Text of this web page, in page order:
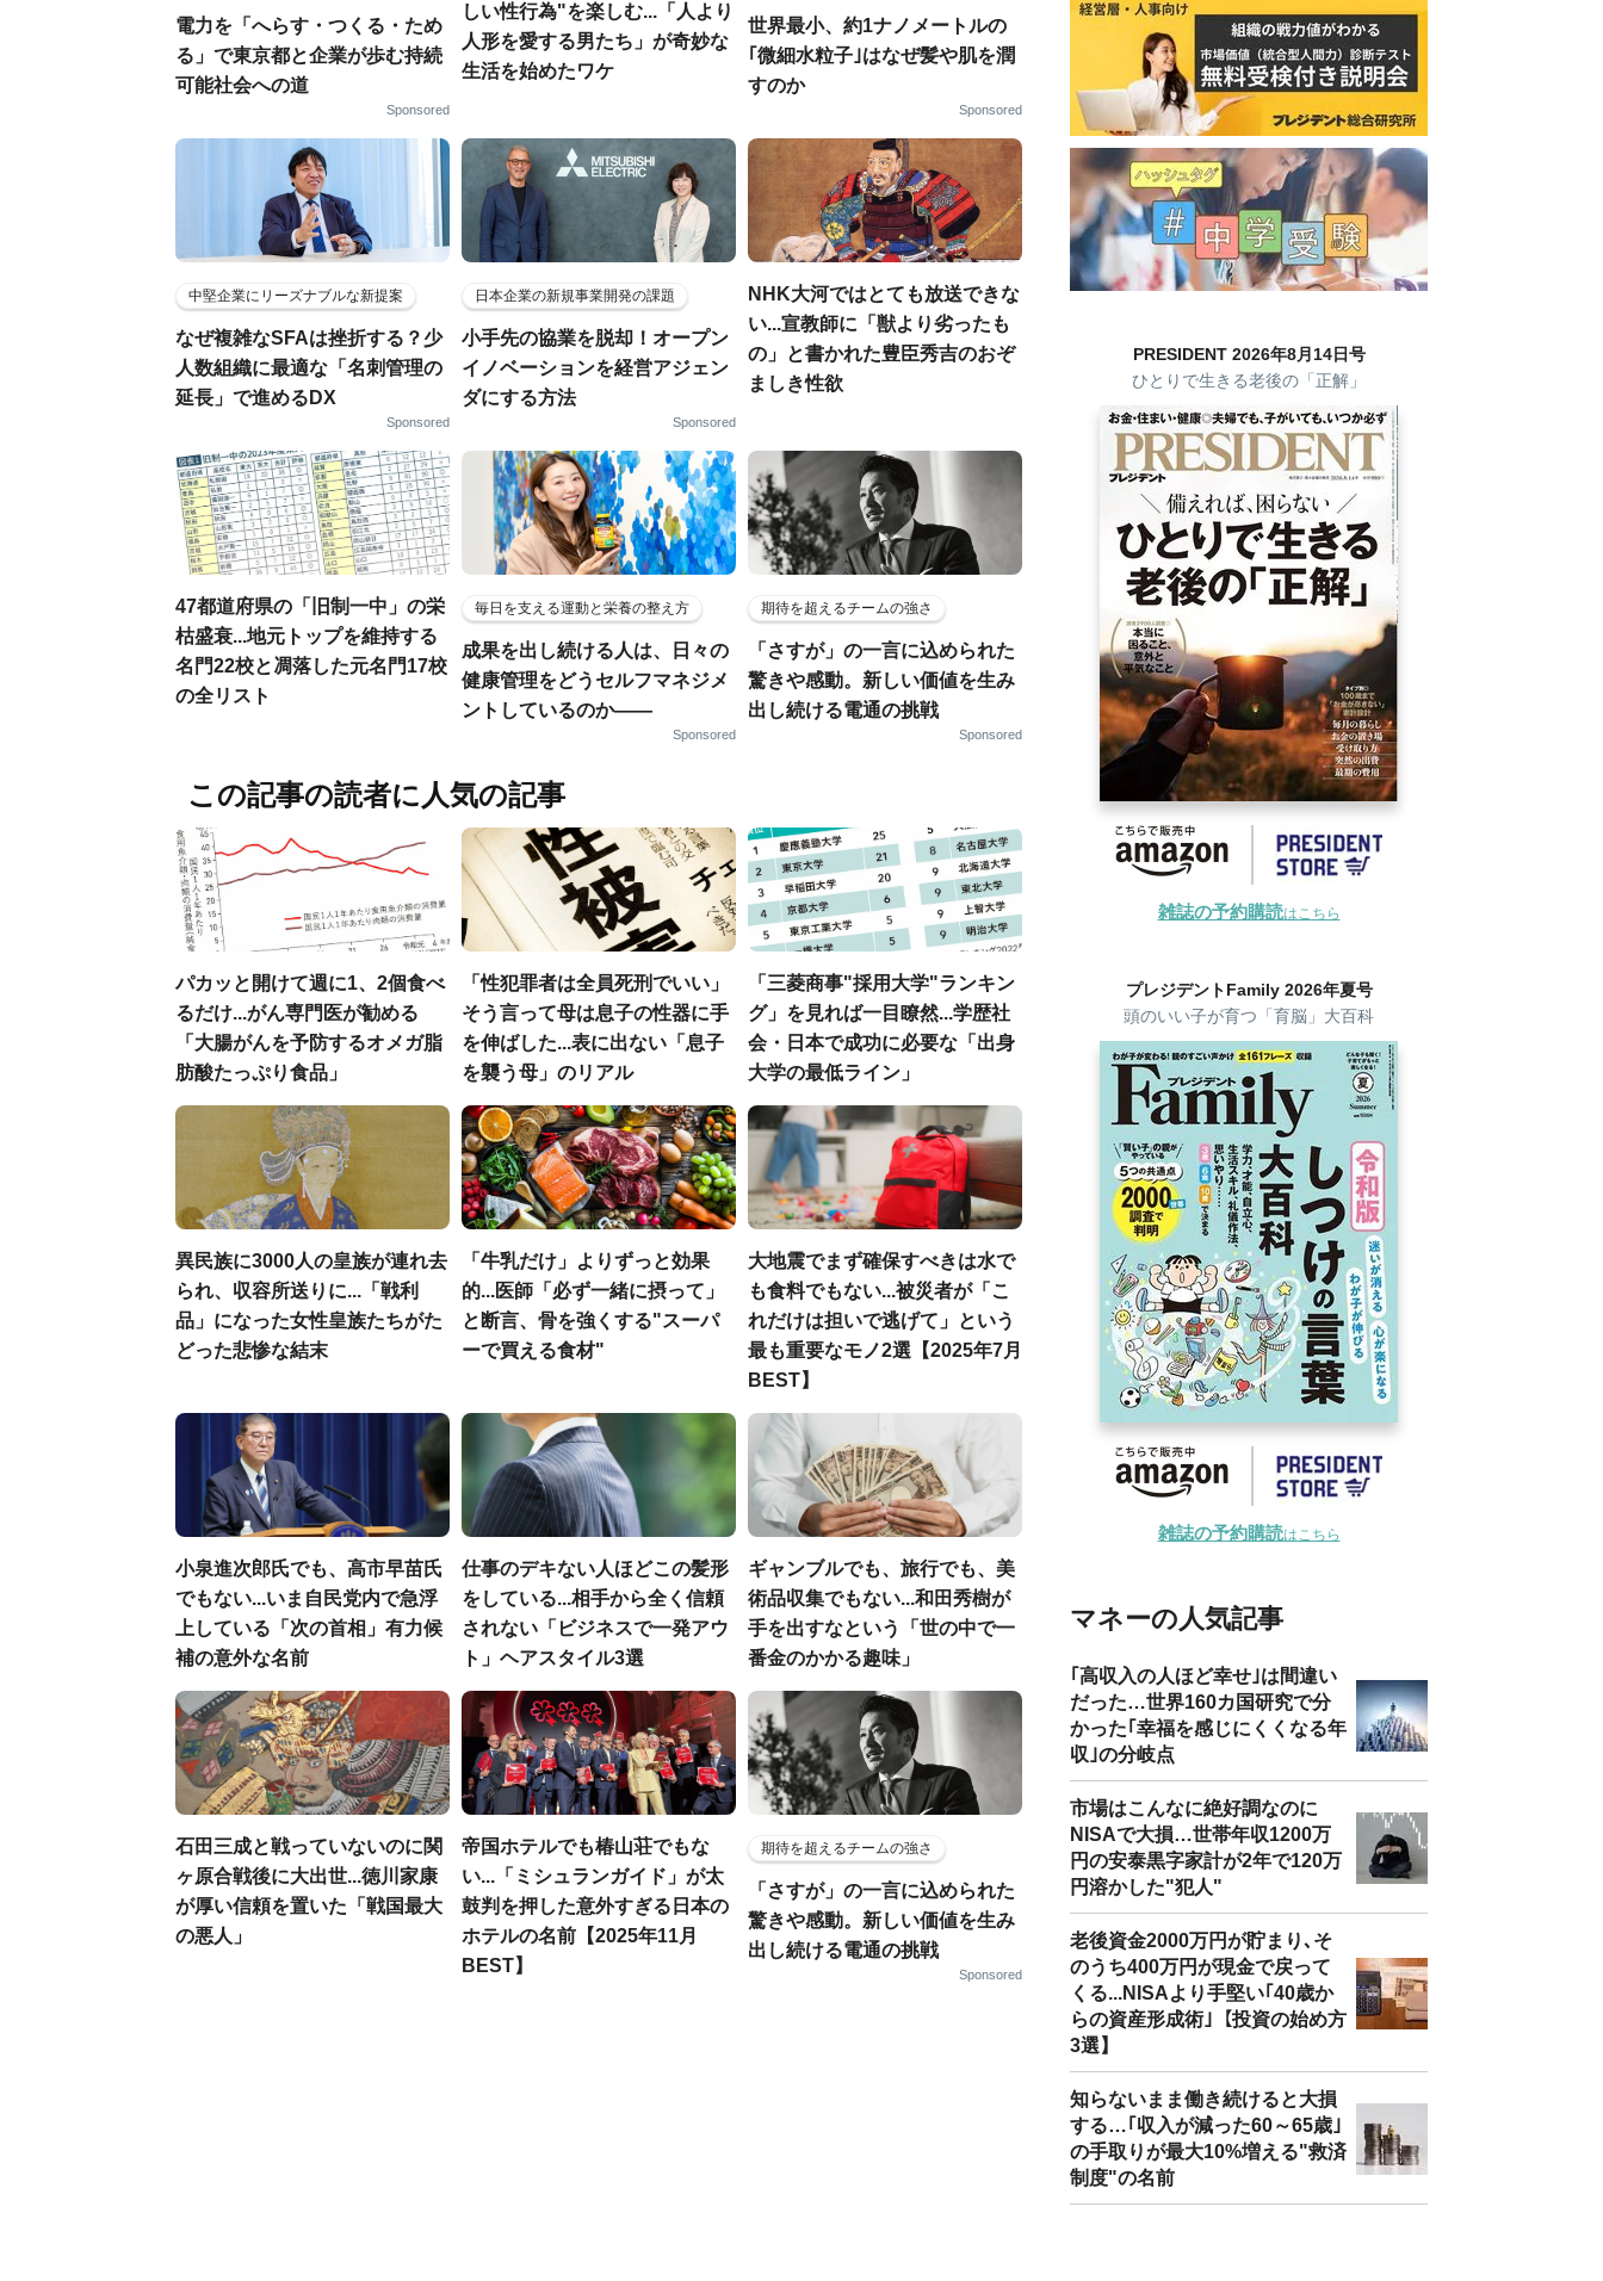
電力を「へらす・つくる・ため
る」で東京都と企業が歩む持続
可能社会への道
Sponsored
しい性行為"を楽しむ...「人より
人形を愛する男たち」が奇妙な
生活を始めたワケ
世界最小、約1ナノメートルの
｢微細水粒子｣はなぜ髪や肌を潤
すのか
Sponsored
中堅企業にリーズナブルな新提案
なぜ複雑なSFAは挫折する？少
人数組織に最適な「名刺管理の
延長」で進めるDX
Sponsored
日本企業の新規事業開発の課題
小手先の協業を脱却！オープン
イノベーションを経営アジェン
ダにする方法
Sponsored
NHK大河ではとても放送できな
い...宣教師に「獣より劣ったも
の」と書かれた豊臣秀吉のおぞ
ましき性欲
47都道府県の「旧制一中」の栄
枯盛衰...地元トップを維持する
名門22校と凋落した元名門17校
の全リスト
毎日を支える運動と栄養の整え方
成果を出し続ける人は、日々の
健康管理をどうセルフマネジメ
ントしているのか——
Sponsored
期待を超えるチームの強さ
「さすが」の一言に込められた
驚きや感動。新しい価値を生み
出し続ける電通の挑戦
Sponsored
この記事の読者に人気の記事
パカッと開けて週に1、2個食べ
るだけ...がん専門医が勧める
「大腸がんを予防するオメガ脂
肪酸たっぷり食品」
「性犯罪者は全員死刑でいい」
そう言って母は息子の性器に手
を伸ばした...表に出ない「息子
を襲う母」のリアル
「三菱商事"採用大学"ランキン
グ」を見れば一目瞭然...学歴社
会・日本で成功に必要な「出身
大学の最低ライン」
異民族に3000人の皇族が連れ去
られ、収容所送りに...「戦利
品」になった女性皇族たちがた
どった悲惨な結末
「牛乳だけ」よりずっと効果
的...医師「必ず一緒に摂って」
と断言、骨を強くする"スーパ
ーで買える食材"
大地震でまず確保すべきは水で
も食料でもない...被災者が「こ
れだけは担いで逃げて」という
最も重要なモノ2選【2025年7月
BEST】
小泉進次郎氏でも、高市早苗氏
でもない...いま自民党内で急浮
上している「次の首相」有力候
補の意外な名前
仕事のデキない人ほどこの髪形
をしている...相手から全く信頼
されない「ビジネスで一発アウ
ト」ヘアスタイル3選
ギャンブルでも、旅行でも、美
術品収集でもない...和田秀樹が
手を出すなという「世の中で一
番金のかかる趣味」
石田三成と戦っていないのに関
ヶ原合戦後に大出世...徳川家康
が厚い信頼を置いた「戦国最大
の悪人」
帝国ホテルでも椿山荘でもな
い...「ミシュランガイド」が太
鼓判を押した意外すぎる日本の
ホテルの名前【2025年11月
BEST】
期待を超えるチームの強さ
「さすが」の一言に込められた
驚きや感動。新しい価値を生み
出し続ける電通の挑戦
Sponsored
PRESIDENT 2026年8月14日号
ひとりで生きる老後の「正解」
雑誌の予約購読はこちら
プレジデントFamily 2026年夏号
頭のいい子が育つ「育脳」大百科
雑誌の予約購読はこちら
マネーの人気記事
｢高収入の人ほど幸せ｣は間違い
だった…世界160カ国研究で分
かった｢幸福を感じにくくなる年
収｣の分岐点
市場はこんなに絶好調なのに
NISAで大損…世帯年収1200万
円の安泰黒字家計が2年で120万
円溶かした"犯人"
老後資金2000万円が貯まり､そ
のうち400万円が現金で戻って
くる...NISAより手堅い｢40歳か
らの資産形成術｣【投資の始め方
3選】
知らないまま働き続けると大損
する…｢収入が減った60～65歳｣
の手取りが最大10%増える"救済
制度"の名前